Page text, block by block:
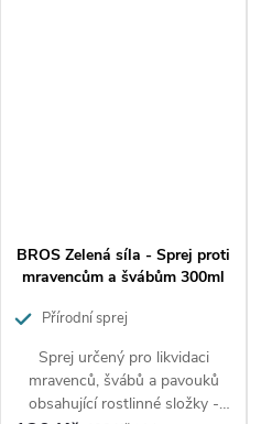
BROS Zelená síla - Sprej proti
mravencům a švábům 300ml
Přírodní sprej
Sprej určený pro likvidaci
mravenců, švábů a pavouků
obsahující rostlinné složky -